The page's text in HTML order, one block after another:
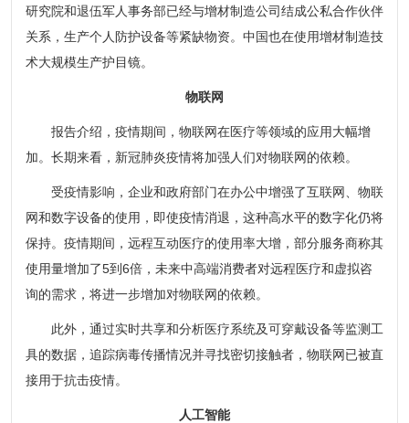
研究院和退伍军人事务部已经与增材制造公司结成公私合作伙伴
关系，生产个人防护设备等紧缺物资。中国也在使用增材制造技
术大规模生产护目镜。
物联网
报告介绍，疫情期间，物联网在医疗等领域的应用大幅增
加。长期来看，新冠肺炎疫情将加强人们对物联网的依赖。
受疫情影响，企业和政府部门在办公中增强了互联网、物联
网和数字设备的使用，即使疫情消退，这种高水平的数字化仍将
保持。疫情期间，远程互动医疗的使用率大增，部分服务商称其
使用量增加了5到6倍，未来中高端消费者对远程医疗和虚拟咨
询的需求，将进一步增加对物联网的依赖。
此外，通过实时共享和分析医疗系统及可穿戴设备等监测工
具的数据，追踪病毒传播情况并寻找密切接触者，物联网已被直
接用于抗击疫情。
人工智能